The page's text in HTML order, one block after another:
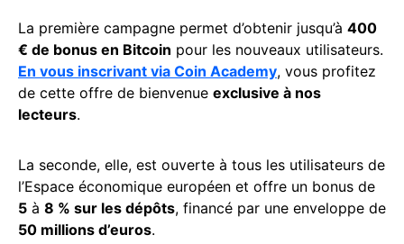
La première campagne permet d’obtenir jusqu’à 400
€ de bonus en Bitcoin pour les nouveaux utilisateurs.
En vous inscrivant via Coin Academy, vous profitez
de cette offre de bienvenue exclusive à nos
lecteurs.
La seconde, elle, est ouverte à tous les utilisateurs de
l’Espace économique européen et offre un bonus de
5 à 8 % sur les dépôts, financé par une enveloppe de
50 millions d’euros.